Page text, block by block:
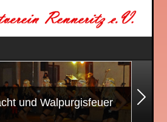
und Walpurgisfeuer